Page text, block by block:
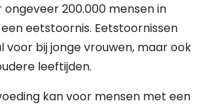
ongeveer 200.000 mensen in
eetstoornis. Eetstoornissen
voor bij jonge vrouwen, maar ook
leeftijden.
kan voor mensen met een